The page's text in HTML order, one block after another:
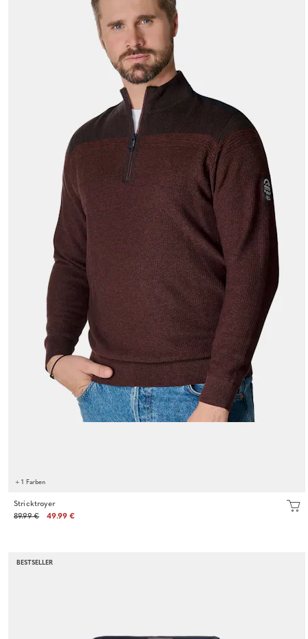
+ 1 Farben
Stricktroyer
89.99 €
49.99 €
BESTSELLER